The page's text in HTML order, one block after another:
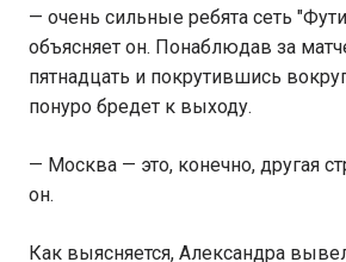
— очень сильные ребята сеть
объясняет он. Понаблюдав за
пятнадцать и покрутившись
понуро бредет к выходу.
— Москва — это, конечно, другая
он.
Как выясняется, Александра